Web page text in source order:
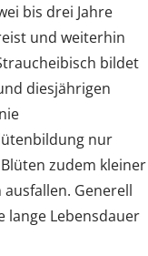
bis drei Jahre
und weiterhin
bildet
diesjährigen
nur
zudem kleiner
Generell
Lebensdauer